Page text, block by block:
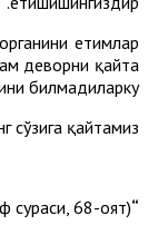
етимлар
деворни қайта
билмадиларку.
сўзига қайтамиз:
“Аниқки, сен мен билан бирга (илм муомаласига) сабр қила олмайсан”
сураси, 68-оят).